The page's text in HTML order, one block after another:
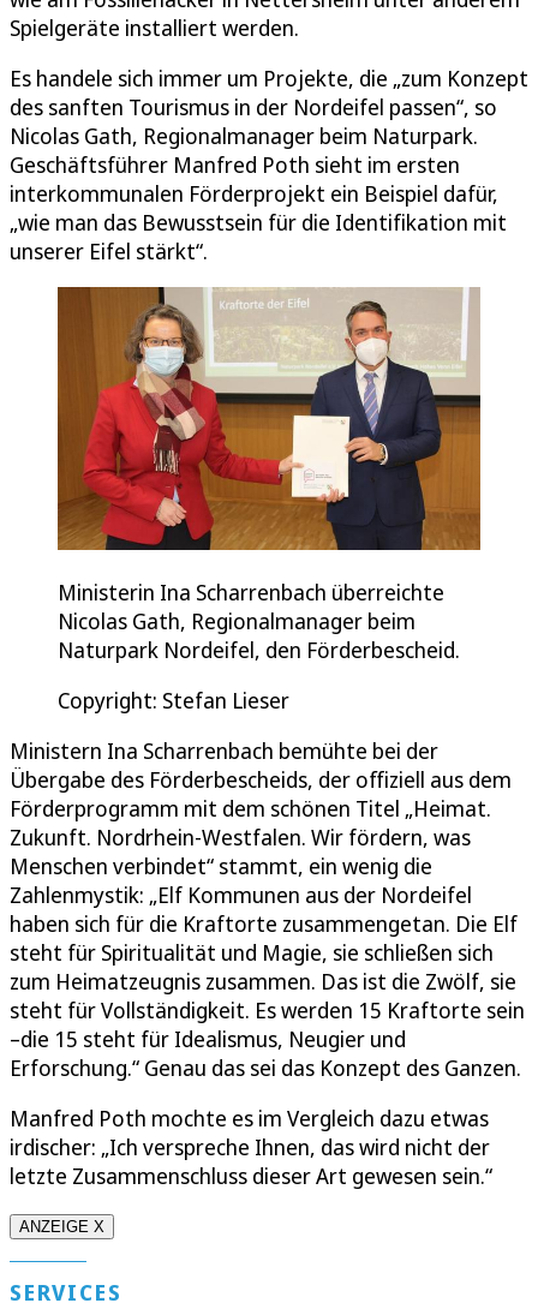
Spielgeräte installiert werden.
Es handele sich immer um Projekte, die „zum Konzept
des sanften Tourismus in der Nordeifel passen“, so
Nicolas Gath, Regionalmanager beim Naturpark.
Geschäftsführer Manfred Poth sieht im ersten
interkommunalen Förderprojekt ein Beispiel dafür,
„wie man das Bewusstsein für die Identifikation mit
unserer Eifel stärkt“.
Ministerin Ina Scharrenbach überreichte
Nicolas Gath, Regionalmanager beim
Naturpark Nordeifel, den Förderbescheid.
Copyright: Stefan Lieser
Ministern Ina Scharrenbach bemühte bei der
Übergabe des Förderbescheids, der offiziell aus dem
Förderprogramm mit dem schönen Titel „Heimat.
Zukunft. Nordrhein-Westfalen. Wir fördern, was
Menschen verbindet“ stammt, ein wenig die
Zahlenmystik: „Elf Kommunen aus der Nordeifel
haben sich für die Kraftorte zusammengetan. Die Elf
steht für Spiritualität und Magie, sie schließen sich
zum Heimatzeugnis zusammen. Das ist die Zwölf, sie
steht für Vollständigkeit. Es werden 15 Kraftorte sein
–die 15 steht für Idealismus, Neugier und
Erforschung.“ Genau das sei das Konzept des Ganzen.
Manfred Poth mochte es im Vergleich dazu etwas
irdischer: „Ich verspreche Ihnen, das wird nicht der
letzte Zusammenschluss dieser Art gewesen sein.“
ANZEIGE X
SERVICES